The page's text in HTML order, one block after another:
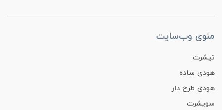
منوی وب‌سایت
تیشرت
هودی ساده
هودی طرح دار
سویشرت